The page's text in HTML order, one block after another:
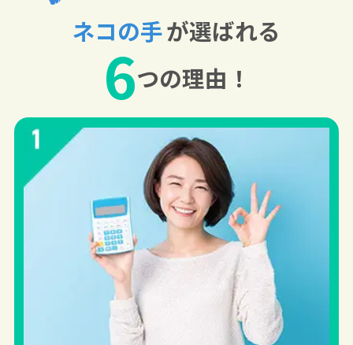
ネコの手が選ばれる
6つの理由！